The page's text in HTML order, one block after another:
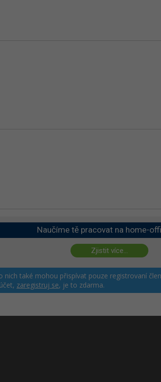
Naučíme tě pracovat na home-
Zjistit více...
také mohou přispívat pouze registrovaní
zaregistruj se, je to zdarma.